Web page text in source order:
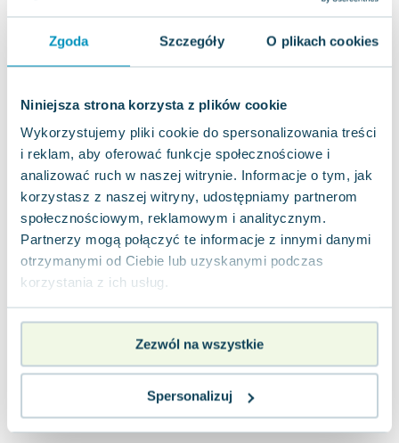
Zgoda Szczegóły O plikach cookies
Niniejsza strona korzysta z plików cookie
Wykorzystujemy pliki cookie do spersonalizowania treści
i reklam, aby oferować funkcje społecznościowe i
analizować ruch w naszej witrynie. Informacje o tym, jak
korzystasz z naszej witryny, udostępniamy partnerom
społecznościowym, reklamowym i analitycznym.
Partnerzy mogą połączyć te informacje z innymi danymi
otrzymanymi od Ciebie lub uzyskanymi podczas
korzystania z ich usług.
Zezwól na wszystkie
Spersonalizuj
Art/Books,2021| Minna Lacey,Peter Allen
Czy masz świadomość, jak działa twoje ciało?
Zapraszam do fascynującej zabawy! Czy to lewa,
czy prawa połowa serca jest bardziej w...
0.0
Twarda
Pakujemy 10.08
48.71zł nowa Do koszyka